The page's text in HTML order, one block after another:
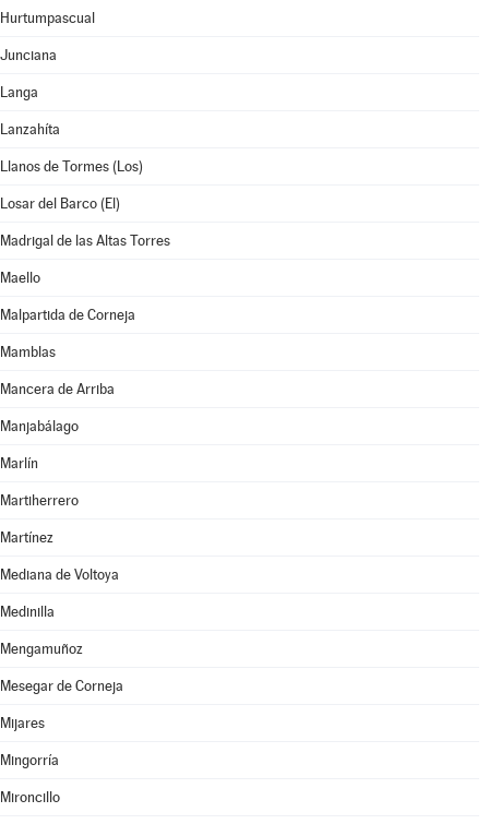
Hurtumpascual
Junciana
Langa
Lanzahíta
Llanos de Tormes (Los)
Losar del Barco (El)
Madrigal de las Altas Torres
Maello
Malpartida de Corneja
Mamblas
Mancera de Arriba
Manjabálago
Marlín
Martiherrero
Martínez
Mediana de Voltoya
Medinilla
Mengamuñoz
Mesegar de Corneja
Mijares
Mingorría
Mironcillo